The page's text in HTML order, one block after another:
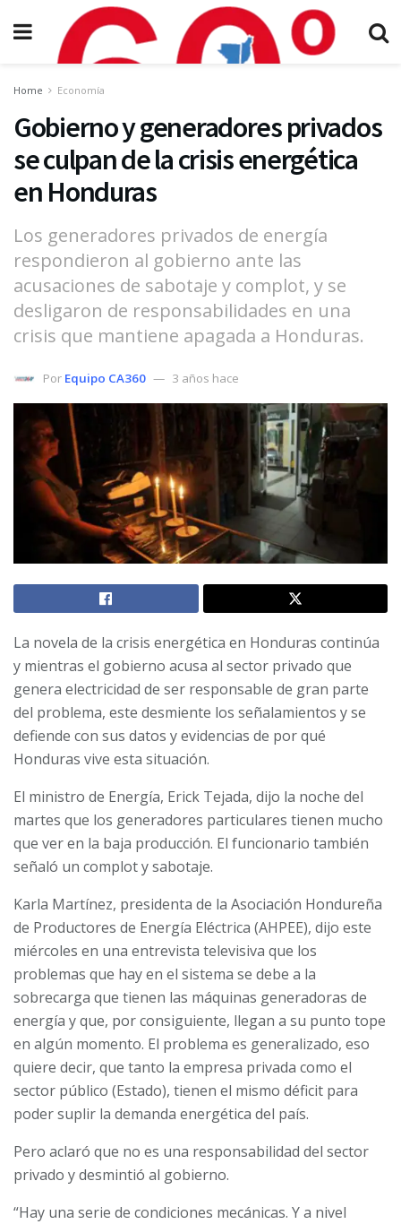
Home Economía
Gobierno y generadores privados
se culpan de la crisis energética
en Honduras
Los generadores privados de energía
respondieron al gobierno ante las
acusaciones de sabotaje y complot, y se
desligaron de responsabilidades en una
crisis que mantiene apagada a Honduras.
Por Equipo CA360 3 años hace
La novela de la crisis energética en Honduras continúa
y mientras el gobierno acusa al sector privado que
genera electricidad de ser responsable de gran parte
del problema, este desmiente los señalamientos y se
defiende con sus datos y evidencias de por qué
Honduras vive esta situación.
El ministro de Energía, Erick Tejada, dijo la noche del
martes que los generadores particulares tienen mucho
que ver en la baja producción. El funcionario también
señaló un complot y sabotaje.
Karla Martínez, presidenta de la Asociación Hondureña
de Productores de Energía Eléctrica (AHPEE), dijo este
miércoles en una entrevista televisiva que los
problemas que hay en el sistema se debe a la
sobrecarga que tienen las máquinas generadoras de
energía y que, por consiguiente, llegan a su punto tope
en algún momento. El problema es generalizado, eso
quiere decir, que tanto la empresa privada como el
sector público (Estado), tienen el mismo déficit para
poder suplir la demanda energética del país.
Pero aclaró que no es una responsabilidad del sector
privado y desmintió al gobierno.
“Hay una serie de condiciones mecánicas. Y a nivel